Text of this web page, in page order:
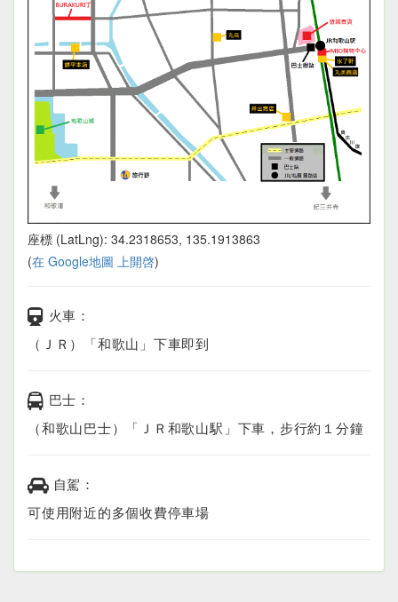
座標 (LatLng): 34.2318653, 135.1913863
(在 Google地圖 上開啓)
火車：
（ＪＲ）「和歌山」下車即到
巴士：
（和歌山巴士）「ＪＲ和歌山駅」下車，步行約１分鐘
自駕：
可使用附近的多個收費停車場